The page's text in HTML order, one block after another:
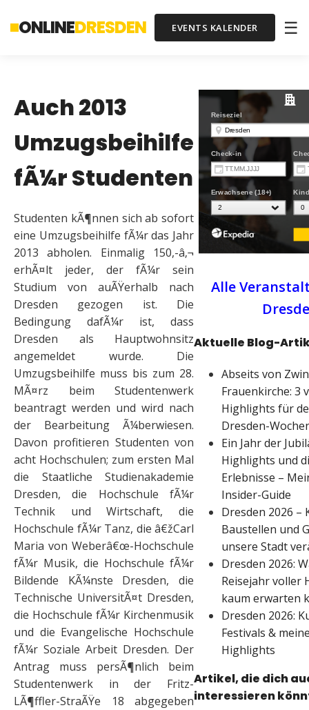
ONLINEDRESDEN EVENTS KALENDER ☰
Auch 2013
Umzugsbeihilfe
fÃ¼r Studenten
Studenten kÃ¶nnen sich ab sofort
eine Umzugsbeihilfe fÃ¼r das Jahr
2013 abholen. Einmalig 150,-â‚¬
erhÃ¤lt jeder, der fÃ¼r sein
Studium von auÃŸerhalb nach
Dresden gezogen ist. Die
Bedingung dafÃ¼r ist, dass
Dresden als Hauptwohnsitz
angemeldet wurde. Die
Umzugsbeihilfe muss bis zum 28.
MÃ¤rz beim Studentenwerk
beantragt werden und wird nach
der Bearbeitung Ã¼berwiesen.
Davon profitieren Studenten von
acht Hochschulen; zum ersten Mal
die Staatliche Studienakademie
Dresden, die Hochschule fÃ¼r
Technik und Wirtschaft, die
Hochschule fÃ¼r Tanz, die â€žCarl
Maria von Weberâ€œ-Hochschule
fÃ¼r Musik, die Hochschule fÃ¼r
Bildende KÃ¼nste Dresden, die
Technische UniversitÃ¤t Dresden,
die Hochschule fÃ¼r Kirchenmusik
und die Evangelische Hochschule
fÃ¼r Soziale Arbeit Dresden. Der
Antrag muss persÃ¶nlich beim
Studentenwerk in der Fritz-
LÃ¶ffler-StraÃŸe 18 abgegeben
Alle
Aktuelle Blog-
Abseits von
Frauenkirche: 3
Highlights für
Dresden-
Ein Jahr der
Highlights und
Erlebnisse –
Insider-Guide
Dresden 2026 –
Baustellen und
unsere Stadt
Dresden 2026:
Reisejahr voller
kaum erwarten
Dresden 2026:
Festivals &
Highlights
Artikel, die dich
interessieren